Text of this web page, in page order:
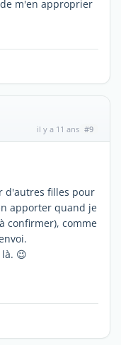
m'en approprier
il y a 11 ans #9
d'autres filles pour
apporter quand je
confirmer), comme
😉